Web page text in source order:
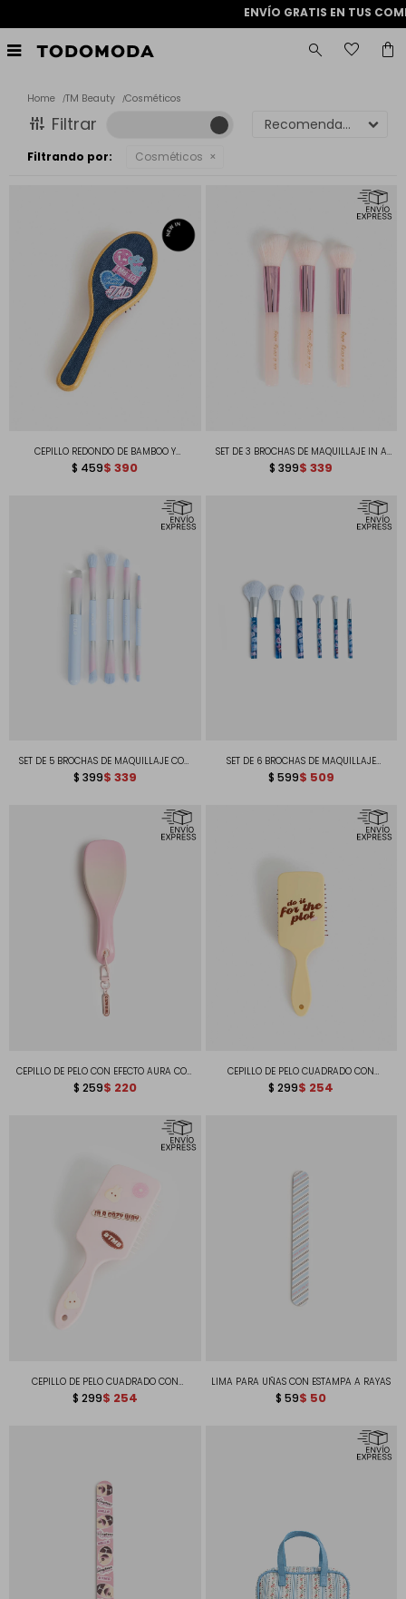
ENVÍO GRATIS EN TUS

Home TM Beauty Cosméticos
Recomendados
Filtrando por: Cosméticos
CEPILLO REDONDO DE BAMBOO Y
ACRILICO EFECTO JEAN FEELING JEANIOUS
$ 459$ 390
SET DE 3 BROCHAS DE MAQUILLAJE IN A
COZY WAY TRANSLÚCIDAS CON ACABADO
$ 399$ 339
SET DE 5 BROCHAS DE MAQUILLAJE CON
EFECTO DEGRADÉ Y ACABADO GLOSSY
$ 399$ 339
SET DE 6 BROCHAS DE MAQUILLAJE
FEELING JEANIOUS TRANSLÚCIDAS CON
$ 599$ 509
CEPILLO DE PELO CON EFECTO AURA CON
ESTAMPA #TMB Y CHARMS IN A COZY
$ 259$ 220
CEPILLO DE PELO CUADRADO CON
ACABADO SOFT TOUCH MATTE Y RELIEVE
$ 299$ 254
CEPILLO DE PELO CUADRADO CON
ACABADO SOFT TOUCH MATTE Y RELIEVE
$ 299$ 254
LIMA PARA UÑAS CON ESTAMPA A RAYAS
$ 59$ 50